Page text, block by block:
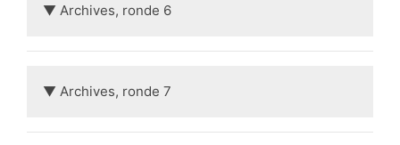
▼ Archives, ronde 6
▼ Archives, ronde 7